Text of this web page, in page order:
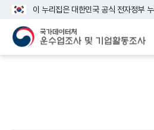
이 누리집은 대한민국 공식 전자정부